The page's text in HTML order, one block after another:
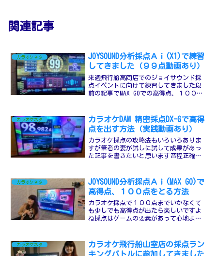
関連記事
カラオケネタ
JOYSOUND分析採点Ａｉ(X1)で練習
してきました（９９点動画あり）
来週飛行船高岡店でのジョイサウンド採
点イベントに向けて練習してきました以
前の記事でMAX GOでの高得点、１００点
から以前１００点取れてた曲でも取れな
くなりました個人的...
カラオケネタ
カラオケDAM 精密採点DX-Gで高得
点を出す方法（実践動画あり）
カラオケ採点の攻略法もいろいろありま
すが筆者の妻が試しに試して成果があっ
た記事を書きたいと思います音程正確率
が流れるのですが、それが音程正確率を
表していますそのキラキラ...
カラオケネタ
JOYSOUND分析採点Ａｉ(MAX GO)で
高得点、１００点をとる方法
カラオケ採点で１００点までいかなくて
も少しでも高得点が出たら楽しいですよ
ね採点はゲームの要素があって心地よい
になりますのでお勧めしてます～まずは
基礎的な事から～ガイドメ...
カラオケネタ
カラオケ飛行船山室店の採点ラン
キングバトルに参加してきました